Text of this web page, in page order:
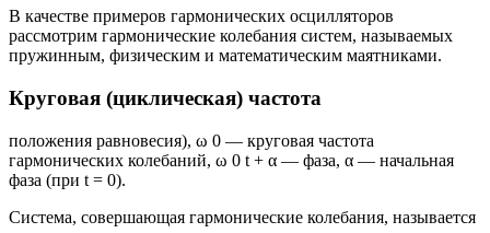
В качестве примеров гармонических осцилляторов
рассмотрим гармонические колебания систем, называемых
пружинным, физическим и математическим маятниками.
Круговая (циклическая) частота
положения равновесия), ω 0 — круговая частота
гармонических колебаний, ω 0 t + α — фаза, α — начальная
фаза (при t = 0).
Система, совершающая гармонические колебания, называется